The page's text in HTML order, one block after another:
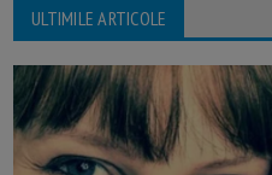
ULTIMILE ARTICOLE